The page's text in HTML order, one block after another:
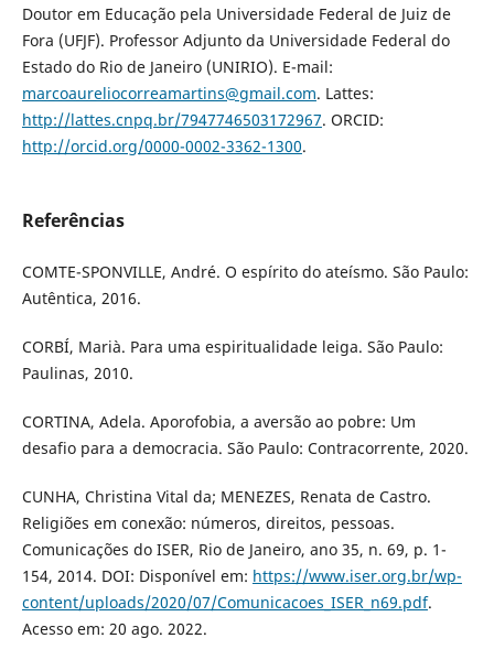
Doutor em Educação pela Universidade Federal de Juiz de
Fora (UFJF). Professor Adjunto da Universidade Federal do
Estado do Rio de Janeiro (UNIRIO). E-mail:
marcoaureliocorreamartins@gmail.com. Lattes:
http://lattes.cnpq.br/7947746503172967. ORCID:
http://orcid.org/0000-0002-3362-1300.
Referências
COMTE-SPONVILLE, André. O espírito do ateísmo. São Paulo:
Autêntica, 2016.
CORBÍ, Marià. Para uma espiritualidade leiga. São Paulo:
Paulinas, 2010.
CORTINA, Adela. Aporofobia, a aversão ao pobre: Um
desafio para a democracia. São Paulo: Contracorrente, 2020.
CUNHA, Christina Vital da; MENEZES, Renata de Castro.
Religiões em conexão: números, direitos, pessoas.
Comunicações do ISER, Rio de Janeiro, ano 35, n. 69, p. 1-
154, 2014. DOI: Disponível em: https://www.iser.org.br/wp-
content/uploads/2020/07/Comunicacoes_ISER_n69.pdf.
Acesso em: 20 ago. 2022.